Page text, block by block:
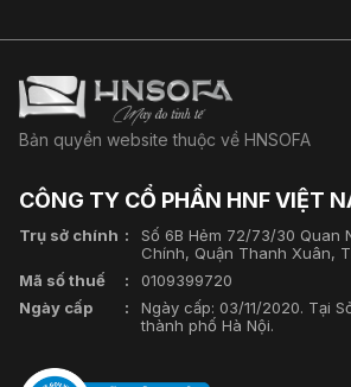
Bản quyền website thuộc về HNSOFA
CÔNG TY CỔ PHẦN HNF VIỆT
Trụ sở chính
Số 6B Hẻm 72/73/30 Quan
Chính, Quận Thanh Xuân,
Mã số thuế
0109399720
Ngày cấp
Ngày cấp: 03/11/2020. Tại
thành phố Hà Nội.